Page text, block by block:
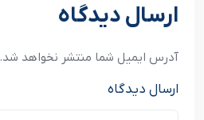
ارسال دیدگاه
آدرس ایمیل شما منتشر نخواهد شد.
ارسال دیدگاه